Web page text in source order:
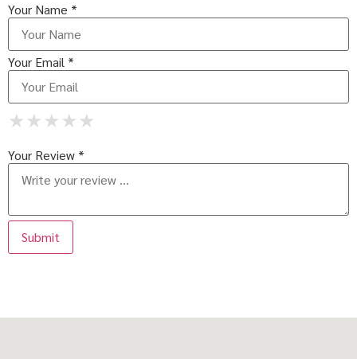
Your Name *
Your Email *
★
★★
★★★
★★★★
★★★★★
Your Review *